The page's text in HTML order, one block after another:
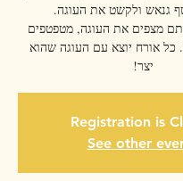
מצפים את העוגה, מטפטפים
כל אורח יוצא עם העוגה שהוא
יצר!
Registration is
See other